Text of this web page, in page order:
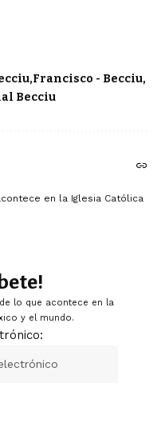
Francisco - Becciu
Becciu
en la Iglesia Católica
lo que acontece en la
y el mundo.